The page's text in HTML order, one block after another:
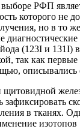
РФП
которого не
но в то
(123Ι и 131Ι)
так как первые
описывались
щитовидной
в тканях.
изотопов